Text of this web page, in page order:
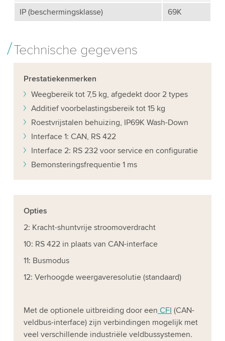
IP (beschermingsklasse)
69K
Technische gegevens
Prestatiekenmerken
Weegbereik tot 7,5 kg, afgedekt door 2 types
Additief voorbelastingsbereik tot 15 kg
Roestvrijstalen behuizing, IP69K Wash-Down
Interface 1: CAN, RS 422
Interface 2: RS 232 voor service en configuratie
Bemonsteringsfrequentie 1 ms
Opties
2: Kracht-shuntvrije stroomoverdracht
10: RS 422 in plaats van CAN-interface
11: Busmodus
12: Verhoogde weergaveresolutie (standaard)
Met de optionele uitbreiding door een CFI (CAN-
veldbus-interface) zijn verbindingen mogelijk met
veel verschillende industriële veldbussystemen.